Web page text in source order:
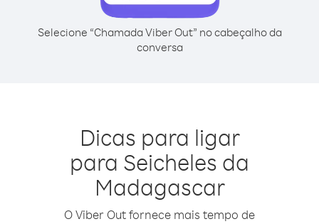
Selecione “Chamada Viber Out” no cabeçalho da
conversa
Dicas para ligar
para Seicheles da
Madagascar
O Viber Out fornece mais tempo de